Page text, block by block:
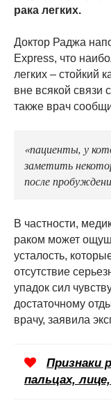
рака легких.
Доктор Раджа
Express, что
легких – стойкий
вне всякой связи
также врач
«пациенты, у
заметить
после
В частности,
раком может
усталость,
отсутствие
упадок сил
достаточному
врачу, заявила
Признаки
пальцах,